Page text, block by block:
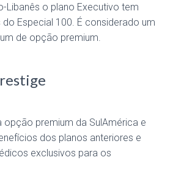
Libanês o plano Executivo tem
Especial 100. É considerado um
de opção premium.
opção premium da SulAmérica e
dos planos anteriores e
exclusivos para os